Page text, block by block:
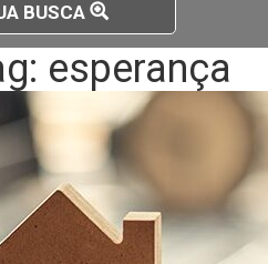
BUSCA
esperança